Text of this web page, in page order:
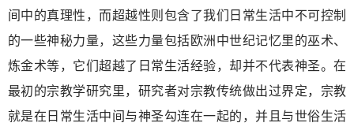
间中的真理性，而超越性则包含了我们日常生活中不可控制
的一些神秘力量，这些力量包括欧洲中世纪记忆里的巫术、
炼金术等，它们超越了日常生活经验，却并不代表神圣。在
最初的宗教学研究里，研究者对宗教传统做出过界定，宗教
就是在日常生活中间与神圣勾连在一起的，并且与世俗生活